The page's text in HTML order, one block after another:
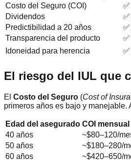
Costo del Seguro (COI)
Dividendos
Predictibilidad a 20 años
Transparencia del producto
Idoneidad para herencia
El riesgo del IUL que
El Costo del Seguro (Cost of
primeros años es bajo y
Edad del asegurado COI
40 años
~$80–120/
50 años
~$180–280/
60 años
~$420–650/